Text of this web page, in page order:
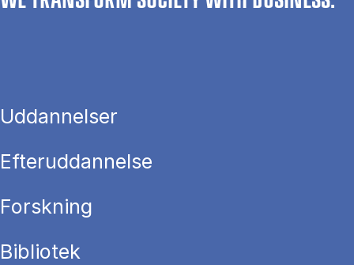
Uddannelser
Efteruddannelse
Forskning
Bibliotek